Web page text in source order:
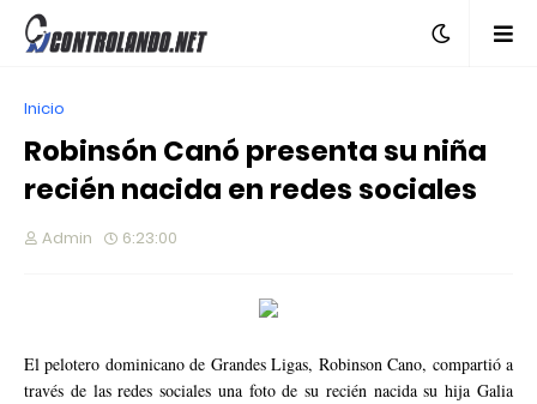
Inicio
Robinsón Canó presenta su niña
recién nacida en redes sociales
Admin 6:23:00
El pelotero dominicano de Grandes Ligas, Robinson Cano, compartió a
través de las redes sociales una foto de su recién nacida su hija Galia